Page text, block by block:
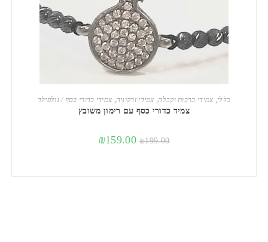
הוספה לסל כללי,צמידי ברכות וקבלה,צמידי זרקוניה,צמידי כדורי כסף / גולפילד
צמיד כדורי כסף עם רימון משובץ
₪199.00
₪159.00